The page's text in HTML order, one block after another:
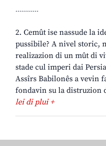
............
2. Cemût ise nassude la
pussibile? A nivel storic,
realizazion di un mût di
stade cul imperi dai
Assîrs Babilonês a vevin
fondavin su la distruzion
lei di plui +